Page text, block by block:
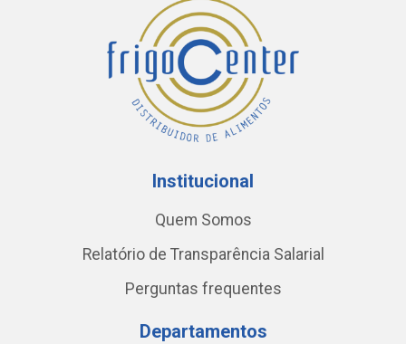
Institucional
Quem Somos
Relatório de Transparência Salarial
Perguntas frequentes
Departamentos